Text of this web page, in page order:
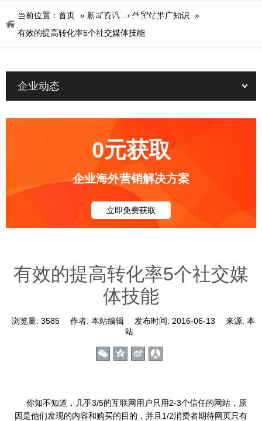
当前位置： 首页 » 新闻资讯 » 外贸站推广知识
»
有效的提高转化率5个社交媒体技能
企业动态
0元获取
企业海外营销解决方案
立即免费获取
有效的提高转化率5个社交媒
体技能
浏览量: 3585 作者: 本站编辑 发布时间: 2016-06-13 来源: 本
站
你知不知道，几乎3/5的互联网用户只用2-3个信任的网站，原
因是他们发现的内容和购买的目的，并且1/2消费者期待网页只有